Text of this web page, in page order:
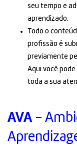
seu tempo e
aprendizado.
Todo o
profissão é
previamente
Aqui você
toda a sua
AVA -